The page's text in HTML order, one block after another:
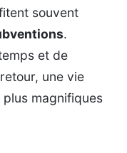
souvent
.
et de
une vie
plus magnifiques